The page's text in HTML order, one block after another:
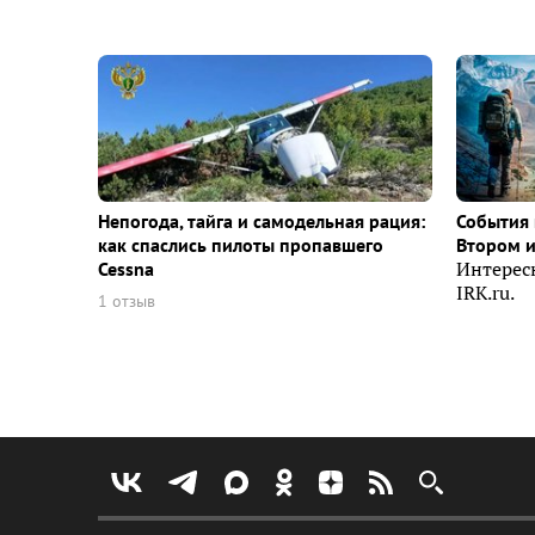
Непогода, тайга и самодельная рация:
как спаслись пилоты пропавшего
Cessna
1 отзыв
События
Втором
IRK.ru.